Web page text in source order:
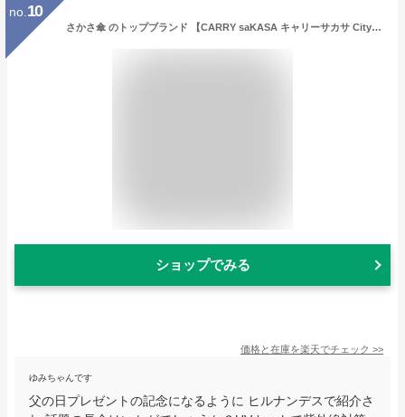
no. 10
さかさ傘 のトップブランド 【CARRY saKASA キャリーサカサ City Model】メンズ 逆さ傘 軽量 傘 手動 雨傘 男性 長傘 さかさま 傘 プレゼント 濡れない傘 晴雨兼用 車 逆さま傘 逆折り式傘 自立 UVカット 超撥水 紳士 納車祝い
ショップでみる
価格と在庫を楽天でチェック >>
ゆみちゃんです
父の日プレゼントの記念になるように ヒルナンデスで紹介さ